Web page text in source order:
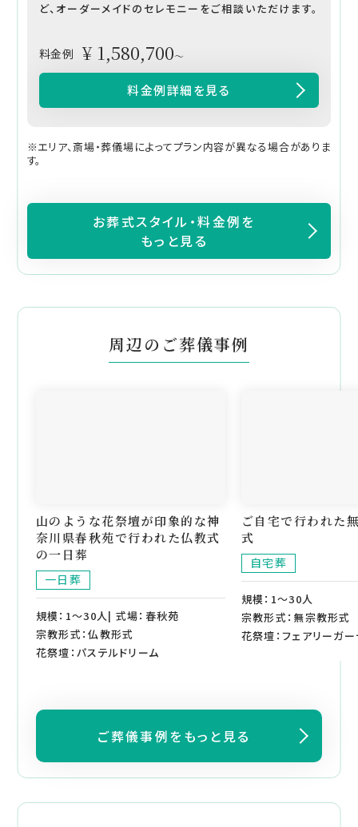
ど、オーダーメイドのセレモニーをご相談いただけます。
料金例 ¥ 1,580,700～
料金例詳細を見る
※エリア、斎場・葬儀場によってプラン内容が異なる場合がありま
す。
お葬式スタイル・料金例を
もっと見る
周辺のご葬儀事例
山のような花祭壇が印象的な神
奈川県春秋苑で行われた仏教式
の一日葬
一日葬
規模：1～30人| 式場：春秋苑
宗教形式：仏教形式
花祭壇：パステルドリーム
ご自宅で行われた
式
自宅葬
規模：1～30人
宗教形式：無宗教形式
花祭壇：フェアリーガ
ご葬儀事例をもっと見る